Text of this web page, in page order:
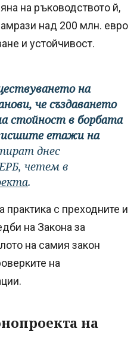
на ръководството й,
над 200 млн. евро
и устойчивост.
на
че създаването
стойност в борбата
етажи на
днес
четем в
.
практика с преходните и
на Закона за
на самия закон
на
на